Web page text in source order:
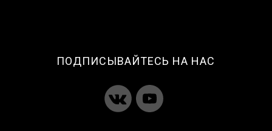
ПОДПИСЫВАЙТЕСЬ НА НАС